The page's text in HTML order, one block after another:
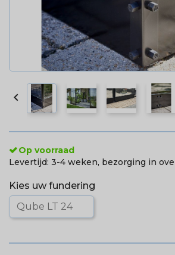

Op voorraad
Levertijd: 3-4 weken, bezorging in
Kies uw fundering